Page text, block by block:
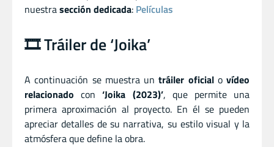
nuestrasección dedicada: Películas
🎞️ Tráiler de ‘Joika’
A continuación se muestra untráiler oficialo vídeo
relacionado con‘Joika (2023)’, que permite una
primera aproximación al proyecto. En él se pueden
apreciar detalles de su narrativa, su estilo visual y la
atmósfera que define la obra.